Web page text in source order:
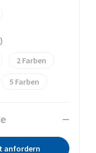
2
5
anfordern